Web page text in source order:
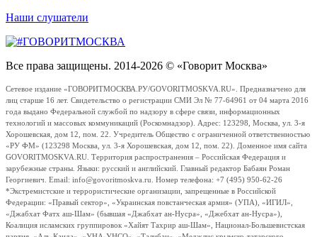
Наши слушатели
Все права защищены. 2014-2026 © «Говорит Москва»
Сетевое издание «ГОВОРИТМОСКВА.РУ/GOVORITMOSKVA.RU». Предназначено для
лиц старше 16 лет. Свидетельство о регистрации СМИ Эл № 77-64961 от 04 марта 2016
года выдано Федеральной службой по надзору в сфере связи, информационных
технологий и массовых коммуникаций (Роскомнадзор). Адрес: 123298, Москва, ул. 3-я
Хорошевская, дом 12, пом. 22. Учредитель Общество с ограниченной ответственностью
«РУ ФМ» (123298 Москва, ул. 3-я Хорошевская, дом 12, пом. 22). Доменное имя сайта
GOVORITMOSKVA.RU. Территория распространения – Российская Федерация и
зарубежные страны. Языки: русский и английский. Главный редактор Бабаян Роман
Георгиевич. Email: info@govoritmoskva.ru. Номер телефона: +7 (495) 950-62-26
*Экстремистские и террористические организации, запрещенные в Российской
Федерации: «Правый сектор», «Украинская повстанческая армия» (УПА), «ИГИЛ»,
«Джабхат Фатх аш-Шам» (бывшая «Джабхат ан-Нусра», «Джебхат ан-Нусра»),
Коалиция исламских группировок «Хайят Тахрир аш-Шам», Национал-Большевистская